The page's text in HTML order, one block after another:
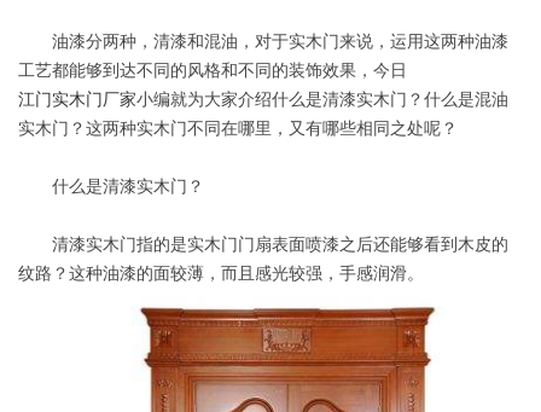
油漆分两种，清漆和混油，对于实木门来说，运用这两种油漆
工艺都能够到达不同的风格和不同的装饰效果，今日
江门实木门厂家小编就为大家介绍什么是清漆实木门？什么是混油
实木门？这两种实木门不同在哪里，又有哪些相同之处呢？
什么是清漆实木门？
清漆实木门指的是实木门门扇表面喷漆之后还能够看到木皮的
纹路？这种油漆的面较薄，而且感光较强，手感润滑。